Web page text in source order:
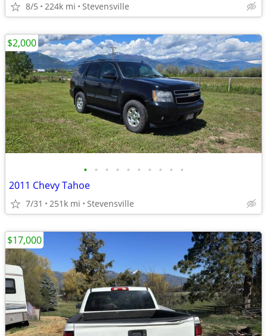
8/5 224k mi Stevensville
• • • • • • • • • •
2011 Chevy Tahoe
7/31 251k mi Stevensville
$2,000
$17,000